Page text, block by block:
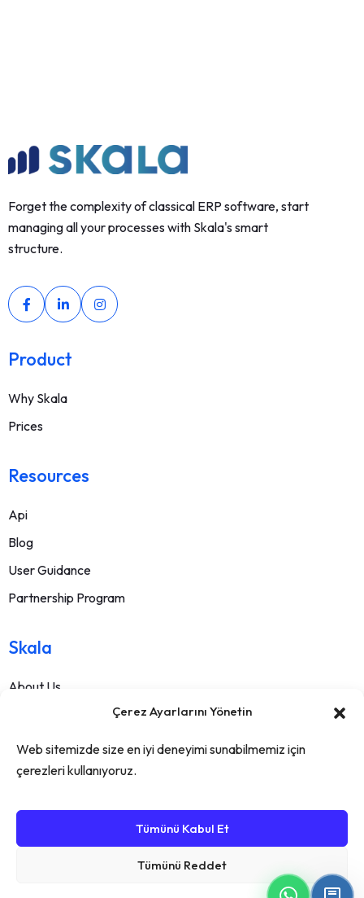
Çerez Ayarlarını Yönetin
Web sitemizde size en iyi deneyimi sunabilmemiz için
çerezleri kullanıyoruz.
Tümünü Kabul Et
Tümünü Reddet
Forget the complexity of classical ERP software, start
managing all your processes with Skala's smart
structure.
Product
Why Skala
Prices
Resources
Api
Blog
User Guidance
Partnership Program
Skala
About Us
FAQ
Terms Of Service